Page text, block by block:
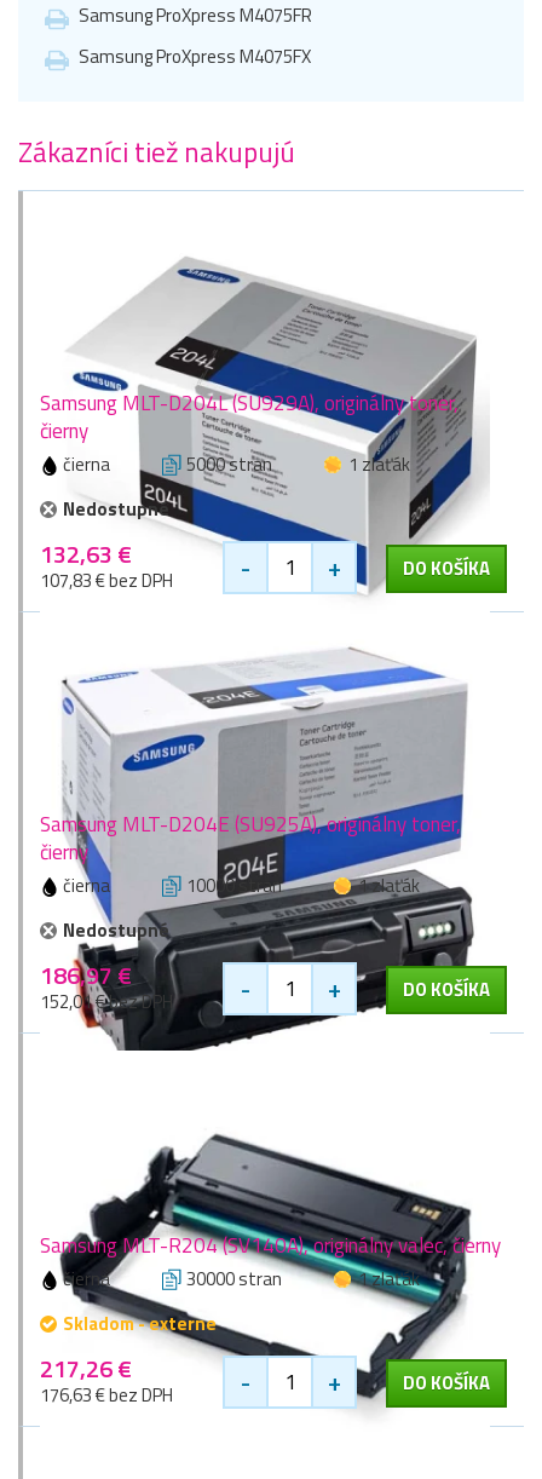
Samsung ProXpress M4075FR
Samsung ProXpress M4075FX
Zákazníci tiež nakupujú
Samsung MLT-D204L (SU929A), originálny toner,
čierny
čierna 5000 stran
1 zlaťák
Nedostupné
132,63 €
107,83 € bez DPH - + DO KOŠÍKA
Samsung MLT-D204E (SU925A), originálny toner,
čierny
čierna 10000 stran
1 zlaťák
Nedostupné
186,97 €
152,01 € bez DPH - + DO KOŠÍKA
Samsung MLT-R204 (SV140A), originálny valec, čierny
čierna 30000 stran
1 zlaťák
Skladom - externe
217,26 €
176,63 € bez DPH - + DO KOŠÍKA